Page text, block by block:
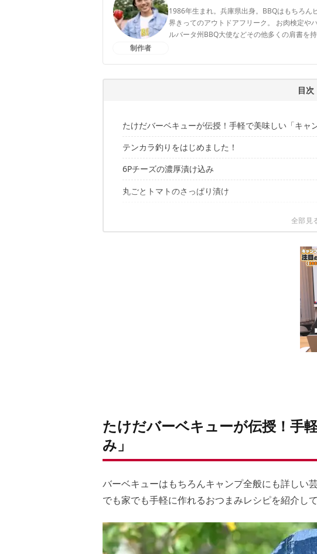
制作者
1986年生まれ。兵庫県出身。BBQはもちろ
界きってのアウトドアフリーク。 お肉検定や
ルバータ州BBQ大使などその他多くの肩書を
目次
たけだバーベキューが伝授！手軽で美味しい「キャ
テンカラ釣りをはじめました！
6Pチーズの濃厚漬け込み
材料
丸ごとトマトのさっぱり漬け
作り方
究極の半熟漬け卵
たけだバーベキューが伝授！手
み」
バーベキューはもちろんキャンプ全般にも詳しい
でも家でも手軽に作れるおつまみレシピを紹介し